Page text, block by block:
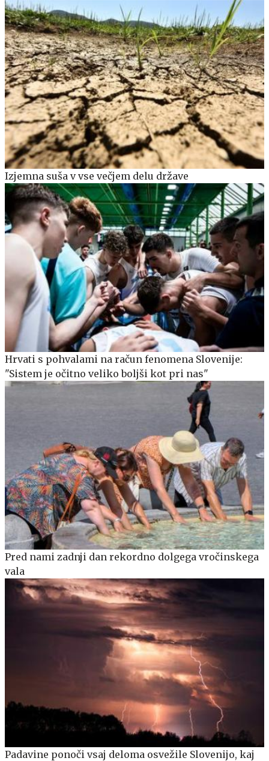
Izjemna suša v vse večjem delu države
Hrvati s pohvalami na račun fenomena Slovenije:
"Sistem je očitno veliko boljši kot pri nas"
Pred nami zadnji dan rekordno dolgega vročinskega
vala
Padavine ponoči vsaj deloma osvežile Slovenijo, kaj